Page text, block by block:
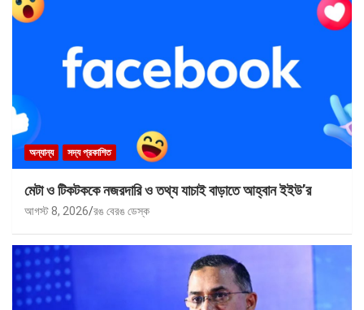
অন্যান্য সদ্য প্রকাশিত
মেটা ও টিকটককে নজরদারি ও তথ্য যাচাই বাড়াতে আহ্বান ইইউ’র
আগস্ট 8, 2026 রঙ বেরঙ ডেস্ক